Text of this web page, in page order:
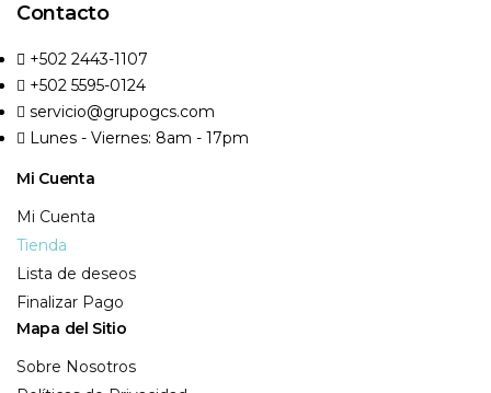
Contacto
+502 2443-1107
+502 5595-0124
servicio@grupogcs.com
Lunes - Viernes: 8am - 17pm
Mi Cuenta
Mi Cuenta
Tienda
Lista de deseos
Finalizar Pago
Mapa del Sitio
Sobre Nosotros